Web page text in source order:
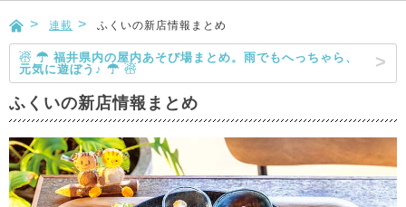
連載 ふくいの新店情報まとめ
☃ ☂ 福井県内の屋内あそび場まとめ。雨でもへっちゃら、
元気に遊ぼう♪ ☂ ☃
ふくいの新店情報まとめ